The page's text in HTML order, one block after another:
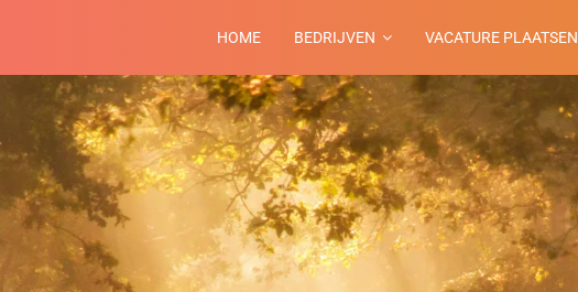
HOME BEDRIJVEN VACATURE PLAATSEN